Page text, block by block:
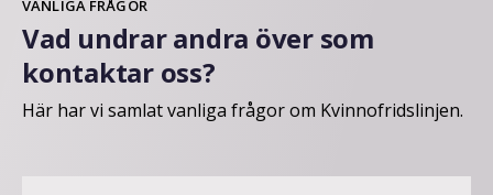
VANLIGA FRÅGOR
Vad undrar andra över som
kontaktar oss?
Här har vi samlat vanliga frågor om Kvinnofridslinjen.